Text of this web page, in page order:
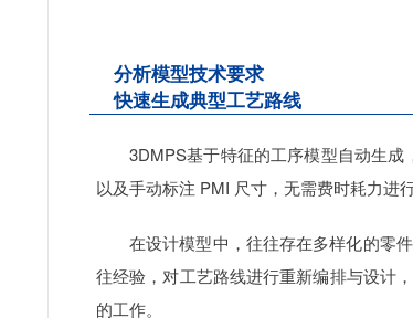
分析模型技术要求
快速生成典型工艺路线
3DMPS基于特征的工序模型自动生
以及手动标注 PMI 尺寸，无需费时耗力进行
在设计模型中，往往存在多样化的零
往经验，对工艺路线进行重新编排与设计
的工作。